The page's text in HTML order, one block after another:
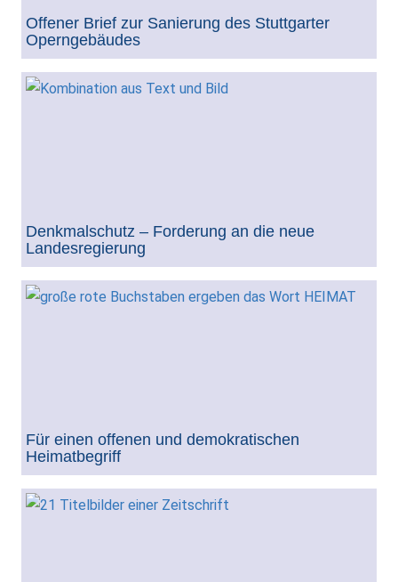
Offener Brief zur Sanierung des Stuttgarter
Operngebäudes
Denkmalschutz – Forderung an die neue
Landesregierung
Für einen offenen und demokratischen
Heimatbegriff